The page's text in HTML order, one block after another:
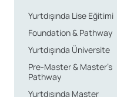
Yurtdışında Lise Eğitimi
Foundation & Pathway
Yurtdışında Üniversite
Pre-Master & Master’s
Pathway
Yurtdışında Master